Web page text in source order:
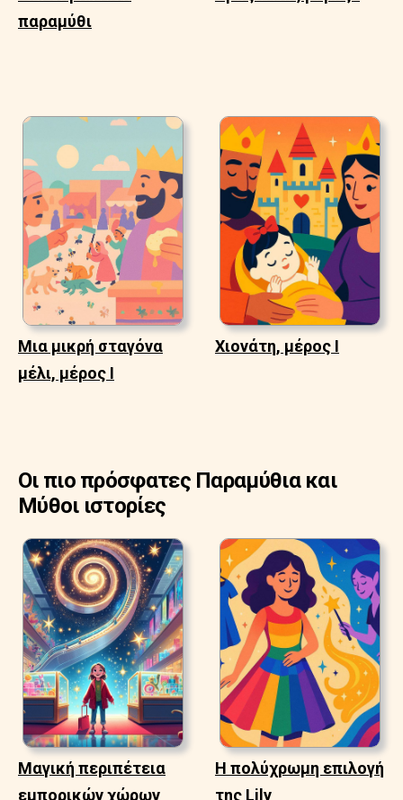
παραμύθι
Μια μικρή σταγόνα
μέλι, μέρος Ι
Χιονάτη, μέρος Ι
Οι πιο πρόσφατες Παραμύθια και
Μύθοι ιστορίες
Μαγική περιπέτεια
εμπορικών χώρων
Η πολύχρωμη επιλογή
της Lily